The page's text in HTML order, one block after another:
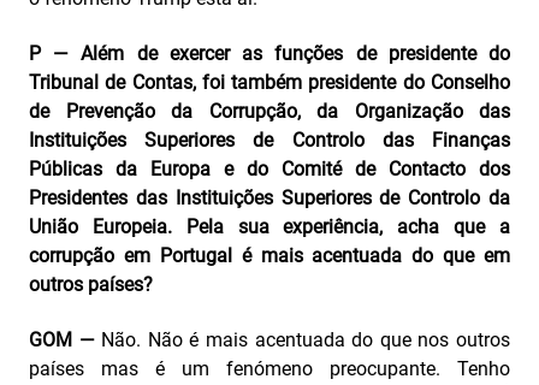
P — Além de exercer as funções de presidente do
Tribunal de Contas, foi também presidente do Conselho
de Prevenção da Corrupção, da Organização das
Instituições Superiores de Controlo das Finanças
Públicas da Europa e do Comité de Contacto dos
Presidentes das Instituições Superiores de Controlo da
União Europeia. Pela sua experiência, acha que a
corrupção em Portugal é mais acentuada do que em
outros países?
GOM —Não. Não é mais acentuada do que nos outros
países mas é um fenómeno preocupante. Tenho